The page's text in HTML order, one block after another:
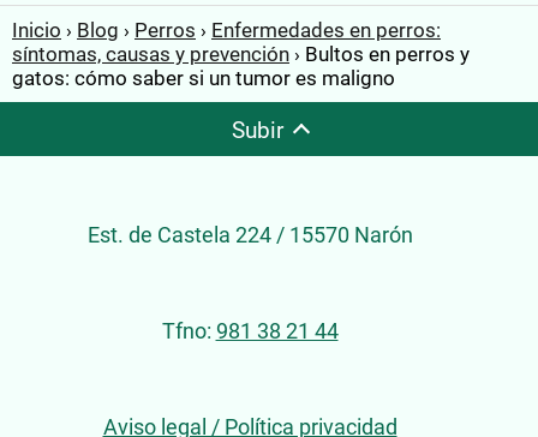
Inicio Blog Perros
Enfermedades en perros:
síntomas, causas y prevención
Bultos en perros y
gatos: cómo saber si un tumor es maligno
Subir
Est. de Castela 224 / 15570 Narón
Tfno: 981 38 21 44
Aviso legal / Política privacidad